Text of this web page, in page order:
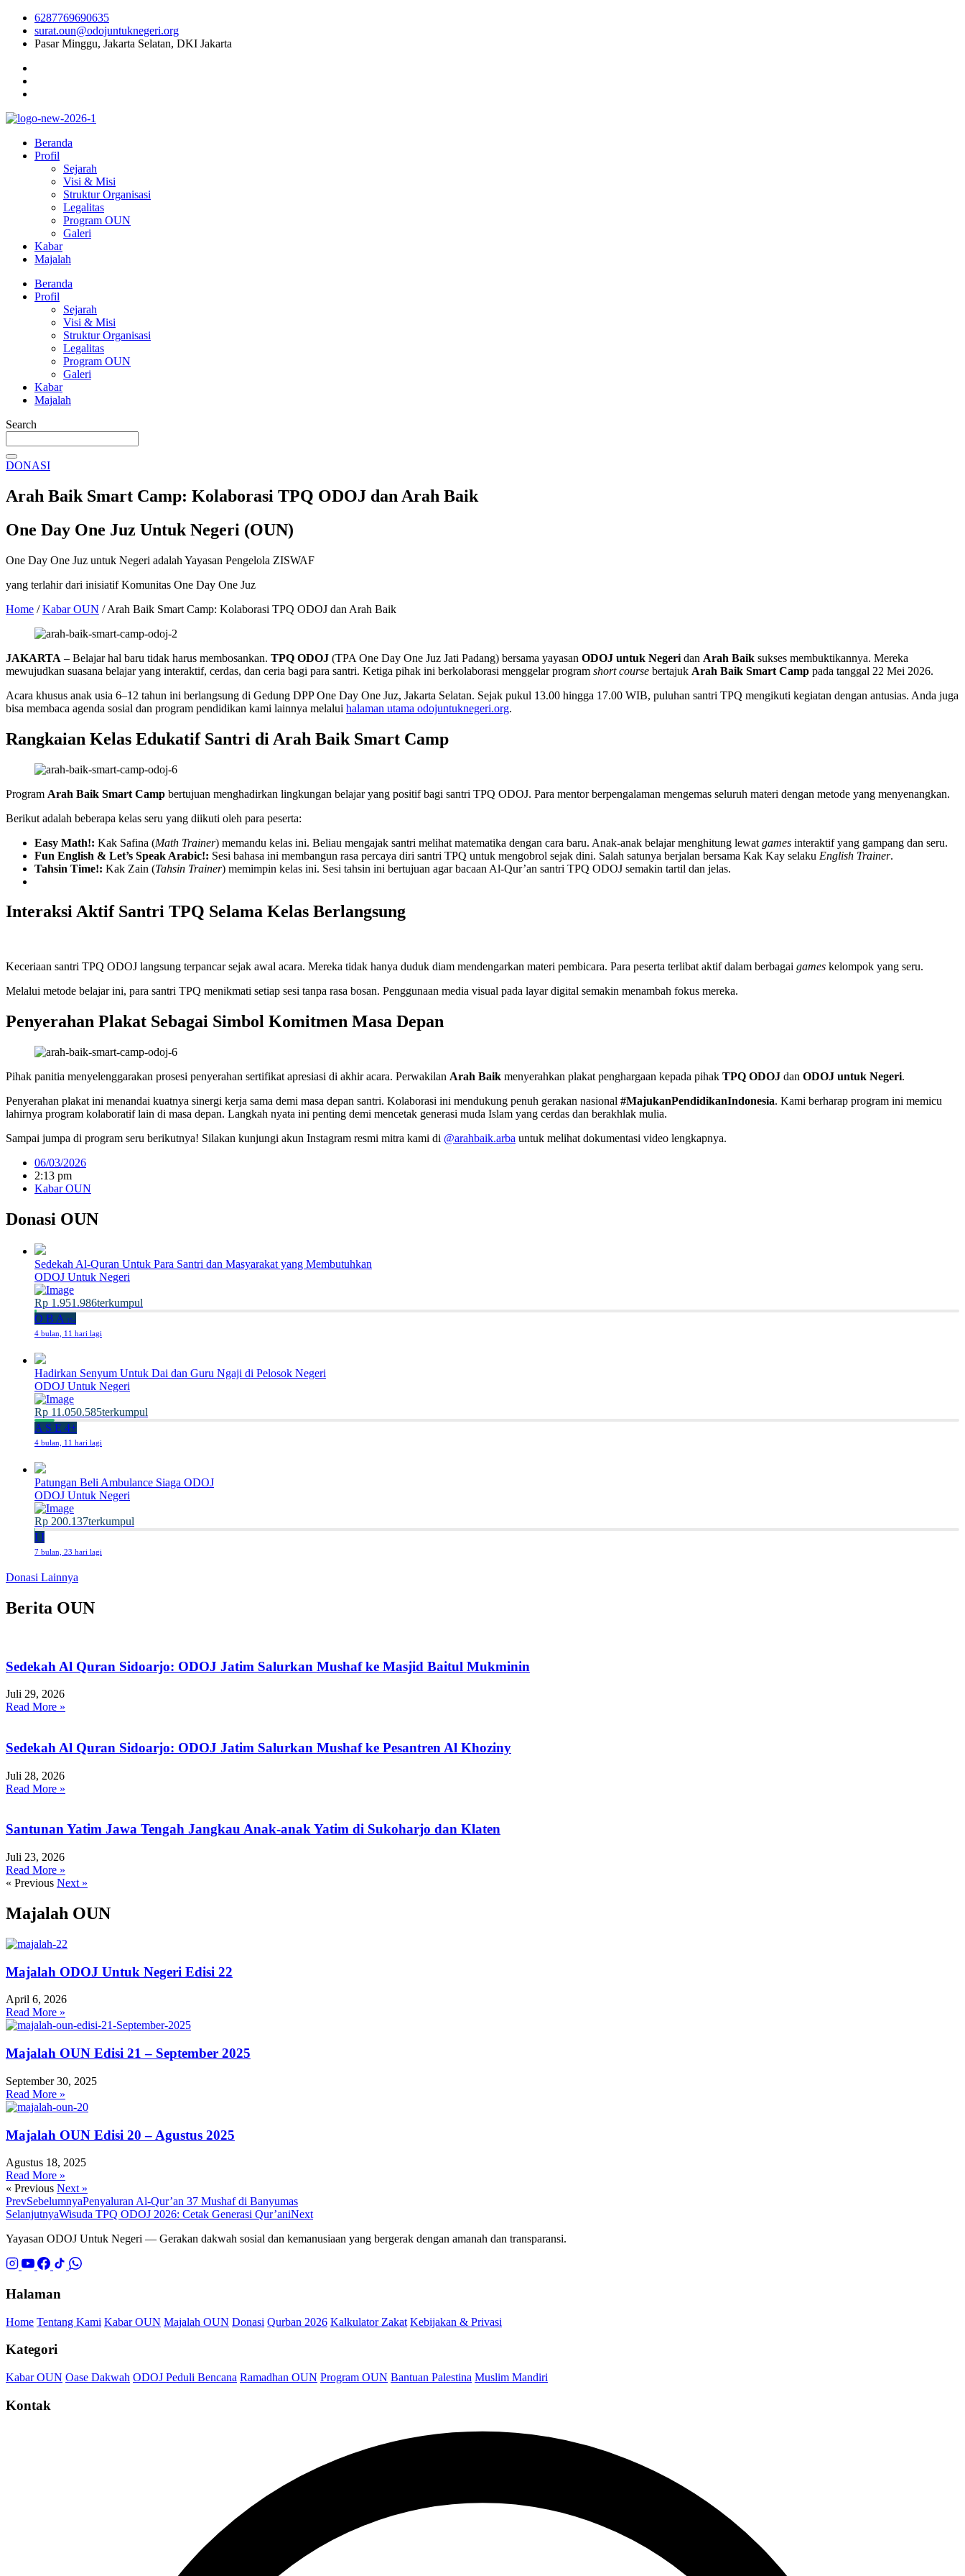
6287769690635
surat.oun@odojuntuknegeri.org
Pasar Minggu, Jakarta Selatan, DKI Jakarta
Beranda
Profil
Sejarah
Visi & Misi
Struktur Organisasi
Legalitas
Program OUN
Galeri
Kabar
Majalah
Beranda
Profil
Sejarah
Visi & Misi
Struktur Organisasi
Legalitas
Program OUN
Galeri
Kabar
Majalah
Search
DONASI
Arah Baik Smart Camp: Kolaborasi TPQ ODOJ dan Arah Baik
One Day One Juz Untuk Negeri (OUN)
One Day One Juz untuk Negeri adalah Yayasan Pengelola ZISWAF
yang terlahir dari inisiatif Komunitas One Day One Juz
Home / Kabar OUN / Arah Baik Smart Camp: Kolaborasi TPQ ODOJ dan Arah Baik
JAKARTA – Belajar hal baru tidak harus membosankan. TPQ ODOJ (TPA One Day One Juz Jati Padang) bersama yayasan ODOJ untuk Negeri dan Arah Baik sukses membuktikannya. Mereka
mewujudkan suasana belajar yang interaktif, cerdas, dan ceria bagi para santri. Ketiga pihak ini berkolaborasi menggelar program short course bertajuk Arah Baik Smart Camp pada tanggal 22 Mei 2026.
Acara khusus anak usia 6–12 tahun ini berlangsung di Gedung DPP One Day One Juz, Jakarta Selatan. Sejak pukul 13.00 hingga 17.00 WIB, puluhan santri TPQ mengikuti kegiatan dengan antusias. Anda juga
bisa membaca agenda sosial dan program pendidikan kami lainnya melalui halaman utama odojuntuknegeri.org.
Rangkaian Kelas Edukatif Santri di Arah Baik Smart Camp
Program Arah Baik Smart Camp bertujuan menghadirkan lingkungan belajar yang positif bagi santri TPQ ODOJ. Para mentor berpengalaman mengemas seluruh materi dengan metode yang menyenangkan.
Berikut adalah beberapa kelas seru yang diikuti oleh para peserta:
Easy Math!: Kak Safina (Math Trainer) memandu kelas ini. Beliau mengajak santri melihat matematika dengan cara baru. Anak-anak belajar menghitung lewat games interaktif yang gampang dan seru.
Fun English & Let’s Speak Arabic!: Sesi bahasa ini membangun rasa percaya diri santri TPQ untuk mengobrol sejak dini. Salah satunya berjalan bersama Kak Kay selaku English Trainer.
Tahsin Time!: Kak Zain (Tahsin Trainer) memimpin kelas ini. Sesi tahsin ini bertujuan agar bacaan Al-Qur’an santri TPQ ODOJ semakin tartil dan jelas.
Interaksi Aktif Santri TPQ Selama Kelas Berlangsung
Keceriaan santri TPQ ODOJ langsung terpancar sejak awal acara. Mereka tidak hanya duduk diam mendengarkan materi pembicara. Para peserta terlibat aktif dalam berbagai games kelompok yang seru.
Melalui metode belajar ini, para santri TPQ menikmati setiap sesi tanpa rasa bosan. Penggunaan media visual pada layar digital semakin menambah fokus mereka.
Penyerahan Plakat Sebagai Simbol Komitmen Masa Depan
Pihak panitia menyelenggarakan prosesi penyerahan sertifikat apresiasi di akhir acara. Perwakilan Arah Baik menyerahkan plakat penghargaan kepada pihak TPQ ODOJ dan ODOJ untuk Negeri.
Penyerahan plakat ini menandai kuatnya sinergi kerja sama demi masa depan santri. Kolaborasi ini mendukung penuh gerakan nasional #MajukanPendidikanIndonesia. Kami berharap program ini memicu
lahirnya program kolaboratif lain di masa depan. Langkah nyata ini penting demi mencetak generasi muda Islam yang cerdas dan berakhlak mulia.
Sampai jumpa di program seru berikutnya! Silakan kunjungi akun Instagram resmi mitra kami di @arahbaik.arba untuk melihat dokumentasi video lengkapnya.
06/03/2026
2:13 pm
Kabar OUN
Donasi OUN
Sedekah Al-Quran Untuk Para Santri dan Masyarakat yang Membutuhkan
ODOJ Untuk Negeri
Rp 1.951.986terkumpul
O B A 15+
4 bulan, 11 hari lagi
Hadirkan Senyum Untuk Dai dan Guru Ngaji di Pelosok Negeri
ODOJ Untuk Negeri
Rp 11.050.585terkumpul
A S E 4+
4 bulan, 11 hari lagi
Patungan Beli Ambulance Siaga ODOJ
ODOJ Untuk Negeri
Rp 200.137terkumpul
I I
7 bulan, 23 hari lagi
Donasi Lainnya
Berita OUN
Sedekah Al Quran Sidoarjo: ODOJ Jatim Salurkan Mushaf ke Masjid Baitul Mukminin
Juli 29, 2026
Read More »
Sedekah Al Quran Sidoarjo: ODOJ Jatim Salurkan Mushaf ke Pesantren Al Khoziny
Juli 28, 2026
Read More »
Santunan Yatim Jawa Tengah Jangkau Anak-anak Yatim di Sukoharjo dan Klaten
Juli 23, 2026
Read More »
« Previous Next »
Majalah OUN
Majalah ODOJ Untuk Negeri Edisi 22
April 6, 2026
Read More »
Majalah OUN Edisi 21 – September 2025
September 30, 2025
Read More »
Majalah OUN Edisi 20 – Agustus 2025
Agustus 18, 2025
Read More »
« Previous Next »
PrevSebelumnyaPenyaluran Al-Qur’an 37 Mushaf di Banyumas
SelanjutnyaWisuda TPQ ODOJ 2026: Cetak Generasi Qur’aniNext
Yayasan ODOJ Untuk Negeri — Gerakan dakwah sosial dan kemanusiaan yang bergerak dengan amanah dan transparansi.
Halaman
Home Tentang Kami Kabar OUN Majalah OUN Donasi Qurban 2026 Kalkulator Zakat Kebijakan & Privasi
Kategori
Kabar OUN Oase Dakwah ODOJ Peduli Bencana Ramadhan OUN Program OUN Bantuan Palestina Muslim Mandiri
Kontak